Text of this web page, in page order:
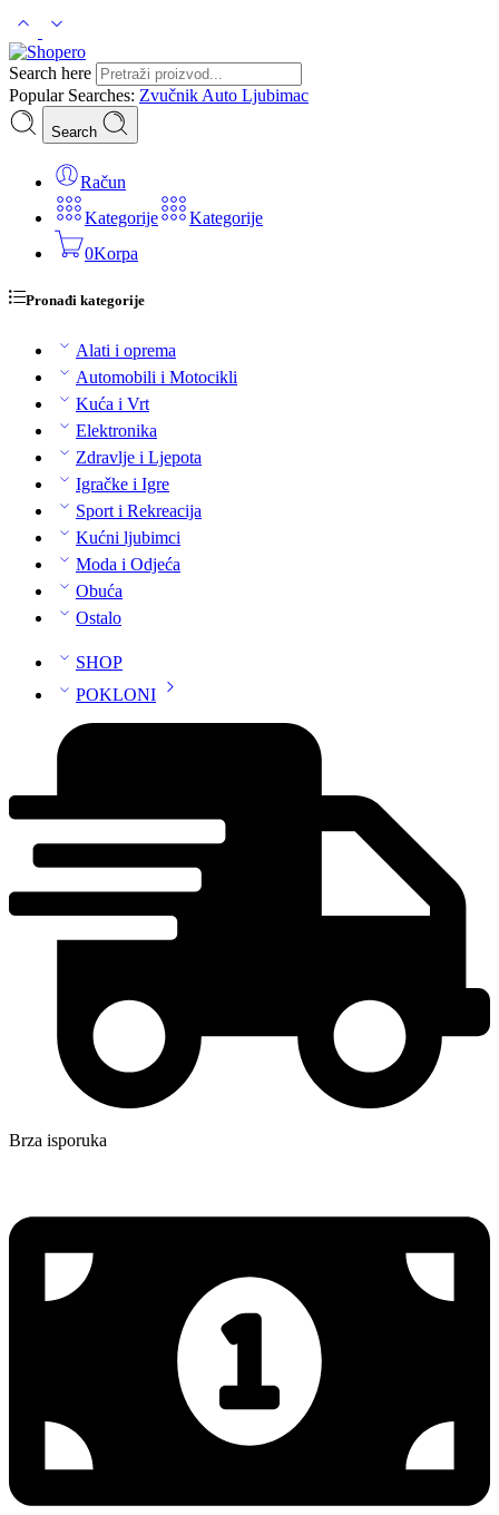
Search here
Popular Searches: Zvučnik Auto Ljubimac
Search
Račun
Kategorije
Kategorije
0Korpa
Pronađi kategorije
Alati i oprema
Automobili i Motocikli
Kuća i Vrt
Elektronika
Zdravlje i Ljepota
Igračke i Igre
Sport i Rekreacija
Kućni ljubimci
Moda i Odjeća
Obuća
Ostalo
SHOP
POKLONI
Brza isporuka